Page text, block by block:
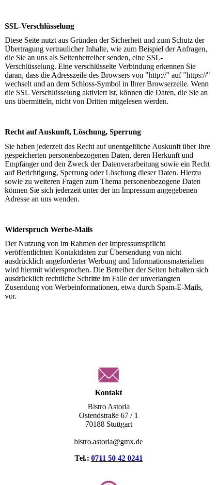
SSL-Verschlüsselung
Diese Seite nutzt aus Gründen der Sicherheit und zum Schutz der
Übertragung vertraulicher Inhalte, wie zum Beispiel der Anfragen,
die Sie an uns als Seitenbetreiber senden, eine SSL-
Verschlüsselung. Eine verschlüsselte Verbindung erkennen Sie
daran, dass die Adresszeile des Browsers von "http://" auf "https://"
wechselt und an dem Schloss-Symbol in Ihrer Browserzeile. Wenn
die SSL Verschlüsselung aktiviert ist, können die Daten, die Sie an
uns übermitteln, nicht von Dritten mitgelesen werden.
Recht auf Auskunft, Löschung, Sperrung
Sie haben jederzeit das Recht auf unentgeltliche Auskunft über Ihre
gespeicherten personenbezogenen Daten, deren Herkunft und
Empfänger und den Zweck der Datenverarbeitung sowie ein Recht
auf Berichtigung, Sperrung oder Löschung dieser Daten. Hierzu
sowie zu weiteren Fragen zum Thema personenbezogene Daten
können Sie sich jederzeit unter der im Impressum angegebenen
Adresse an uns wenden.
Widerspruch Werbe-Mails
Der Nutzung von im Rahmen der Impressumspflicht
veröffentlichten Kontaktdaten zur Übersendung von nicht
ausdrücklich angeforderter Werbung und Informationsmaterialien
wird hiermit widersprochen. Die Betreiber der Seiten behalten sich
ausdrücklich rechtliche Schritte im Falle der unverlangten
Zusendung von Werbeinformationen, etwa durch Spam-E-Mails,
vor.
Kontakt
Bistro Astoria
Ostendstraße 67 / 1
70188 Stuttgart
bistro.astoria@gmx.de
Tel.: 0711 50 42 0241